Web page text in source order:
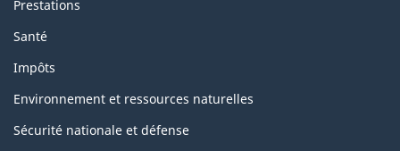
Prestations
Santé
Impôts
Environnement et ressources naturelles
Sécurité nationale et défense